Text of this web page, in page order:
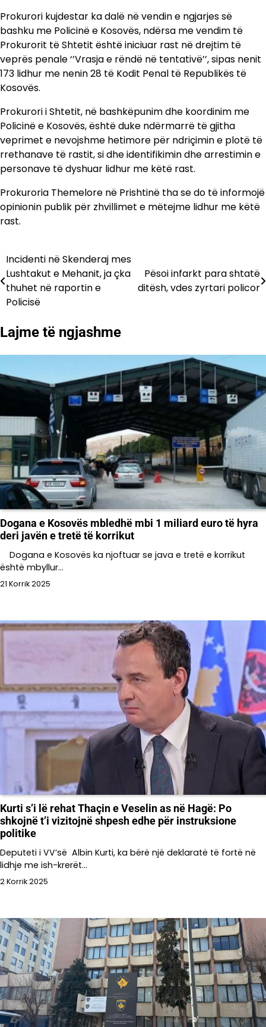
Prokurori kujdestar ka dalë në vendin e ngjarjes së
bashku me Policinë e Kosovës, ndërsa me vendim të
Prokurorit të Shtetit është iniciuar rast në drejtim të
veprës penale ‘’Vrasja e rëndë në tentativë’’, sipas nenit
173 lidhur me nenin 28 të Kodit Penal të Republikës të
Kosovës.
Prokurori i Shtetit, në bashkëpunim dhe koordinim me
Policinë e Kosovës, është duke ndërmarrë të gjitha
veprimet e nevojshme hetimore për ndriçimin e plotë të
rrethanave të rastit, si dhe identifikimin dhe arrestimin e
personave të dyshuar lidhur me këtë rast.
Prokuroria Themelore në Prishtinë tha se do të informojë
opinionin publik për zhvillimet e mëtejme lidhur me këtë
rast.
Lëvizje
te
postimet
Incidenti në Skenderaj mes
Lushtakut e Mehanit, ja çka
thuhet në raportin e
Policisë
Pësoi infarkt para shtatë
ditësh, vdes zyrtari policor
Lajme të ngjashme
Dogana e Kosovës mbledhë mbi 1 miliard euro të hyra
deri javën e tretë të korrikut
Dogana e Kosovës ka njoftuar se java e tretë e korrikut
është mbyllur…
21 Korrik 2025
Kurti s’i lë rehat Thaçin e Veselin as në Hagë: Po
shkojnë t’i vizitojnë shpesh edhe për instruksione
politike
Deputeti i VV’së Albin Kurti, ka bërë një deklaratë të fortë në
lidhje me ish-krerët…
2 Korrik 2025